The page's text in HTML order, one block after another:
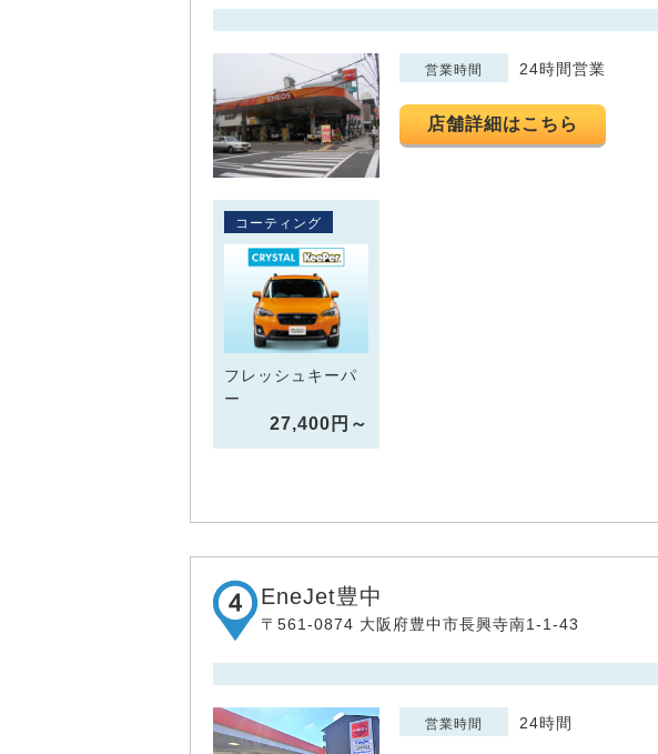
営業時間 24時間営業
店舗詳細はこちら
コーティング
フレッシュキーパ
ー
27,400円～
EneJet豊中
〒561-0874 大阪府豊中市長興寺南1-1-43
営業時間 24時間